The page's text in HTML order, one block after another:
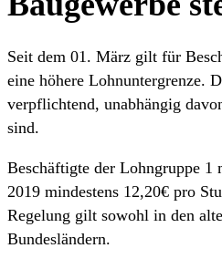
Seit dem 01. März gilt für
eine höhere Lohnuntergrenze.
verpflichtend, unabhängig
sind.
Beschäftigte der Lohngruppe 1
2019 mindestens 12,20€ pro
Regelung gilt sowohl in den
Bundesländern.